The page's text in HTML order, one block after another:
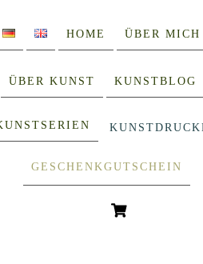
HOME ÜBER MICH
ÜBER KUNST KUNSTBLOG
GESCHENKGUTSCHEIN